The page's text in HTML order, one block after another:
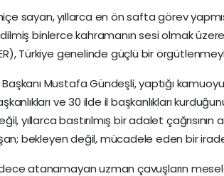
sayan, yıllarca en ön safta görev
binlerce kahramanın sesi olmak
Türkiye genelinde güçlü bir
Mustafa Gündeşli, yaptığı
ve 30 ilde il başkanlıkları
yıllarca bastırılmış bir adalet çağrısının
bekleyen değil, mücadele eden bir
atanamayan uzman çavuşların